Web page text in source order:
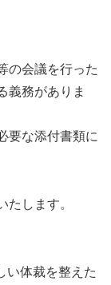
の会議を行った
義務がありま
要な添付書類に
たします。
い体裁を整えた